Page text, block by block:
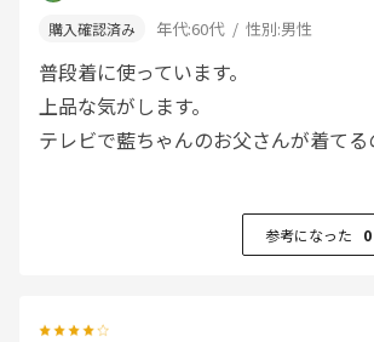
年代:60代 性別:男性
普段着に使っています。
上品な気がします。
テレビで藍ちゃんのお父さんが着てる
参考になった 0